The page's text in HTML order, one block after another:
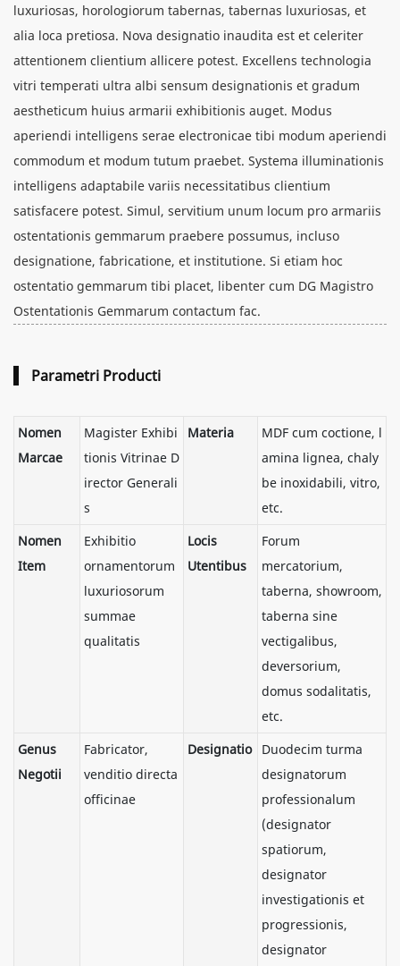
luxuriosas, horologiorum tabernas, tabernas luxuriosas, et
alia loca pretiosa. Nova designatio inaudita est et celeriter
attentionem clientium allicere potest. Excellens technologia
vitri temperati ultra albi sensum designationis et gradum
aestheticum huius armarii exhibitionis auget. Modus
aperiendi intelligens serae electronicae tibi modum aperiendi
commodum et modum tutum praebet. Systema illuminationis
intelligens adaptabile variis necessitatibus clientium
satisfacere potest. Simul, servitium unum locum pro armariis
ostentationis gemmarum praebere possumus, incluso
designatione, fabricatione, et institutione. Si etiam hoc
ostentatio gemmarum tibi placet, libenter cum DG Magistro
Ostentationis Gemmarum contactum fac.
Parametri Producti
Nomen
Marcae
Magister Exhibi
tionis Vitrinae D
irector Generali
s
Materia
MDF cum coctione, l
amina lignea, chaly
be inoxidabili, vitro,
etc.
Nomen
Item
Exhibitio
ornamentorum
luxuriosorum
summae
qualitatis
Locis
Utentibus
Forum
mercatorium,
taberna, showroom,
taberna sine
vectigalibus,
deversorium,
domus sodalitatis,
etc.
Genus
Negotii
Fabricator,
venditio directa
officinae
Designatio
Duodecim turma
designatorum
professionalum
(designator
spatiorum,
designator
investigationis et
progressionis,
designator